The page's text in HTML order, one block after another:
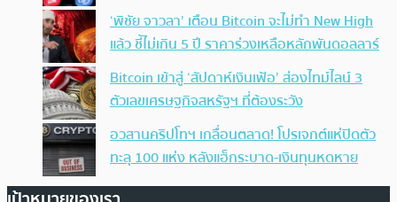
‘พิชัย จาวลา’ เตือน Bitcoin จะไม่ทำ New High
แล้ว ชี้ไม่เกิน 5 ปี ราคาร่วงเหลือหลักพันดอลลาร์
Bitcoin เข้าสู่ ‘สัปดาห์เงินเฟ้อ’ ส่องไทม์ไลน์ 3
ตัวเลขเศรษฐกิจสหรัฐฯ ที่ต้องระวัง
อวสานคริปโทฯ เกลื่อนตลาด! โปรเจกต์แห่ปิดตัว
ทะลุ 100 แห่ง หลังแฮ็กระบาด-เงินทุนหดหาย